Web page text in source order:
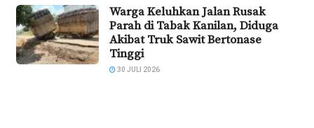
Warga Keluhkan Jalan Rusak
Parah di Tabak Kanilan, Diduga
Akibat Truk Sawit Bertonase
Tinggi
30 JULI 2026